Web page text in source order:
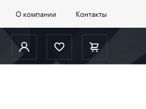
О компании Контакты